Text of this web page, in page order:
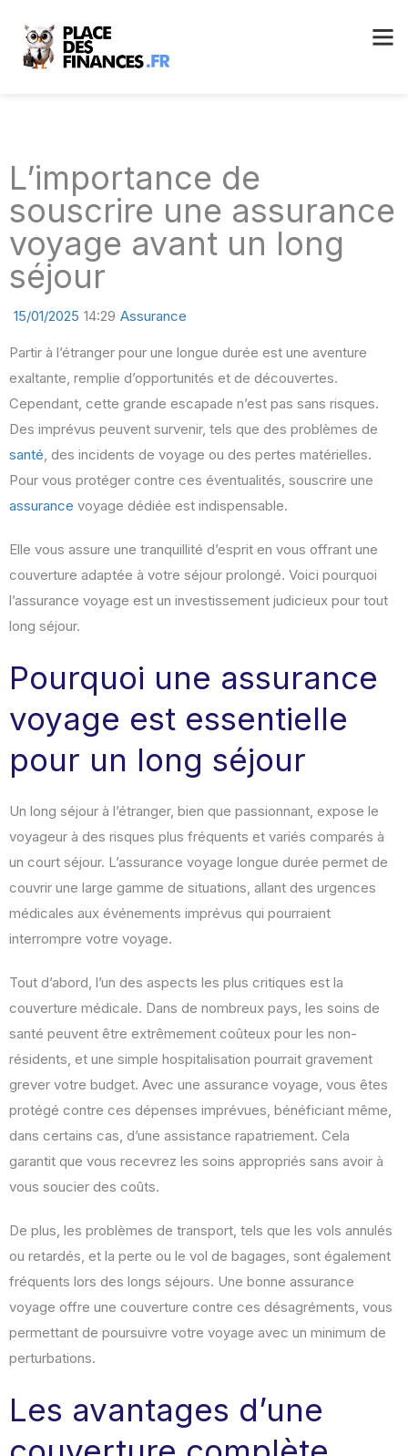
L’importance de
souscrire une assurance
voyage avant un long
séjour
15/01/2025 14:29 Assurance
Partir à l’étranger pour une longue durée est une aventure
exaltante, remplie d’opportunités et de découvertes.
Cependant, cette grande escapade n’est pas sans risques.
Des imprévus peuvent survenir, tels que des problèmes de
santé, des incidents de voyage ou des pertes matérielles.
Pour vous protéger contre ces éventualités, souscrire une
assurance voyage dédiée est indispensable.
Elle vous assure une tranquillité d’esprit en vous offrant une
couverture adaptée à votre séjour prolongé. Voici pourquoi
l’assurance voyage est un investissement judicieux pour tout
long séjour.
Pourquoi une assurance
voyage est essentielle
pour un long séjour
Un long séjour à l’étranger, bien que passionnant, expose le
voyageur à des risques plus fréquents et variés comparés à
un court séjour. L’assurance voyage longue durée permet de
couvrir une large gamme de situations, allant des urgences
médicales aux événements imprévus qui pourraient
interrompre votre voyage.
Tout d’abord, l’un des aspects les plus critiques est la
couverture médicale. Dans de nombreux pays, les soins de
santé peuvent être extrêmement coûteux pour les non-
résidents, et une simple hospitalisation pourrait gravement
grever votre budget. Avec une assurance voyage, vous êtes
protégé contre ces dépenses imprévues, bénéficiant même,
dans certains cas, d’une assistance rapatriement. Cela
garantit que vous recevrez les soins appropriés sans avoir à
vous soucier des coûts.
De plus, les problèmes de transport, tels que les vols annulés
ou retardés, et la perte ou le vol de bagages, sont également
fréquents lors des longs séjours. Une bonne assurance
voyage offre une couverture contre ces désagréments, vous
permettant de poursuivre votre voyage avec un minimum de
perturbations.
Les avantages d’une